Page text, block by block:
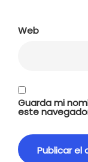
Web
Guarda mi
este